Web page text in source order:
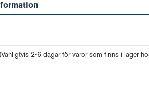
(Vanligtvis 2-6 dagar för varor som finns i lager